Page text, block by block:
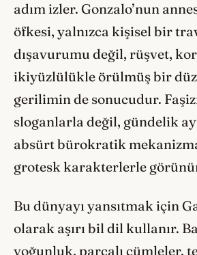
adım izler. Gonzalo’nun
öfkesi, yalnızca kişisel bir
dışavurumu değil, rüşvet,
ikiyüzlülükle örülmüş bir
gerilimin de sonucudur.
sloganlarla değil, gündelik
absürt bürokratik
grotesk karakterlerle
Bu dünyayı yansıtmak için
olarak aşırı bil dil kullanır.
yoğunluk, parçalı cümleler,